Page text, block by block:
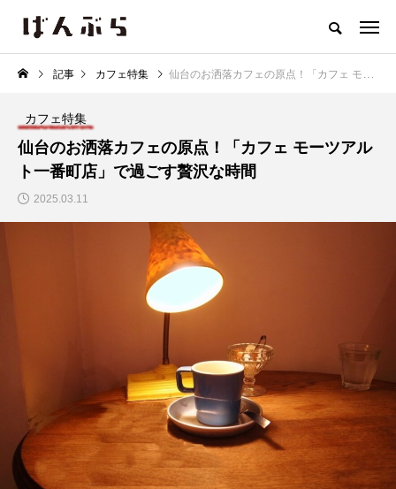
トップページ 一番町カフェMAP カフェ特集 イベント
CATEGORY
カフェ文化はここから始まった！
一番町のカフェ発祥物語
2025.03.01
商品券を当てよう！ばんぶらク
スワードパズル
2025.03.08
記事 カフェ特集 仙台のお洒落カフェの原点！「カフェ モーツアルト一番町店」で過ごす贅沢な時間
カフェ特集
仙台のお洒落カフェの原点！「カフェ モーツアル
ト一番町店」で過ごす贅沢な時間
2025.03.11